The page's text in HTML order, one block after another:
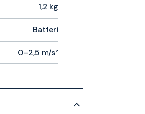
1,2 kg
Batteri
0–2,5 m/s²